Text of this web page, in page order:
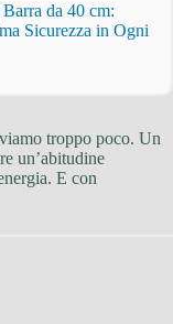
da 40 cm:
Sicurezza in Ogni
troppo poco. Un
un’abitudine
E con